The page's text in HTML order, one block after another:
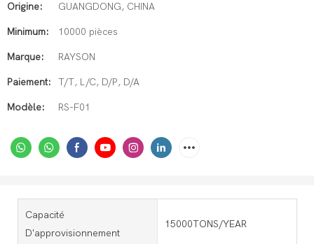
Origine: GUANGDONG, CHINA
Minimum: 10000 pièces
Marque: RAYSON
Paiement: T/T, L/C, D/P, D/A
Modèle: RS-F01
Capacité
D'approvisionnement
15000TONS/YEAR